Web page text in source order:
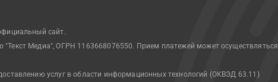
сайт.
"Текст Медиа", ОГРН 1163668076550. Прием платежей может осуществляться
услуг в области информационных технологий (ОКВЭД 63.11)